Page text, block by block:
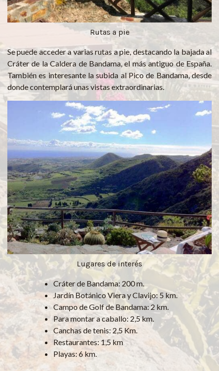
Rutas a pie
Se puede acceder a varias rutas a pie, destacando la bajada al
Cráter de la Caldera de Bandama, el más antiguo de España.
También es interesante la subida al Pico de Bandama, desde
donde contemplará unas vistas extraordinarias.
Lugares de interés
Cráter de Bandama: 200 m.
Jardín Botánico Viera y Clavijo: 5 km.
Campo de Golf de Bandama: 2 km.
Para montar a caballo: 2,5 km.
Canchas de tenis: 2,5 Km.
Restaurantes: 1,5 km
Playas: 6 km.